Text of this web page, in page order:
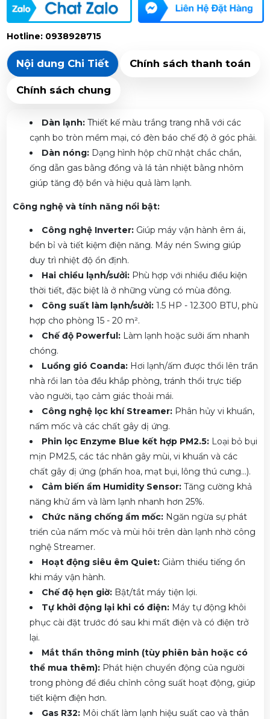
Hotline: 0938928715
Nội dung Chi Tiết Chính sách thanh toán
Chính sách chung
Dàn lạnh:Thiết kế màu trắng trang nhã với các
cạnh bo tròn mềm mại, có đèn báo chế độ ở góc phải.
Dàn nóng:Dạng hình hộp chữ nhật chắc chắn,
ống dẫn gas bằng đồng và lá tản nhiệt bằng nhôm
giúp tăng độ bền và hiệu quả làm lạnh.
Công nghệ và tính năng nổi bật:
Công nghệ Inverter:Giúp máy vận hành êm ái,
bền bỉ và tiết kiệm điện năng. Máy nén Swing giúp
duy trì nhiệt độ ổn định.
Hai chiều lạnh/sưởi:Phù hợp với nhiều điều kiện
thời tiết, đặc biệt là ở những vùng có mùa đông.
Công suất làm lạnh/sưởi:1.5 HP - 12.300 BTU, phù
hợp cho phòng 15 - 20 m².
Chế độ Powerful:Làm lạnh hoặc sưởi ấm nhanh
chóng.
Luồng gió Coanda:Hơi lạnh/ấm được thổi lên trần
nhà rồi lan tỏa đều khắp phòng, tránh thổi trực tiếp
vào người, tạo cảm giác thoải mái.
Công nghệ lọc khí Streamer:Phân hủy vi khuẩn,
nấm mốc và các chất gây dị ứng.
Phin lọc Enzyme Blue kết hợp PM2.5:Loại bỏ bụi
mịn PM2.5, các tác nhân gây mùi, vi khuẩn và các
chất gây dị ứng (phấn hoa, mạt bụi, lông thú cưng...).
Cảm biến ẩm Humidity Sensor:Tăng cường khả
năng khử ẩm và làm lạnh nhanh hơn 25%.
Chức năng chống ẩm mốc:Ngăn ngừa sự phát
triển của nấm mốc và mùi hôi trên dàn lạnh nhờ công
nghệ Streamer.
Hoạt động siêu êm Quiet:Giảm thiểu tiếng ồn
khi máy vận hành.
Chế độ hẹn giờ:Bật/tắt máy tiện lợi.
Tự khởi động lại khi có điện:Máy tự động khôi
phục cài đặt trước đó sau khi mất điện và có điện trở
lại.
Mắt thần thông minh (tùy phiên bản hoặc có
thể mua thêm):Phát hiện chuyển động của người
trong phòng để điều chỉnh công suất hoạt động, giúp
tiết kiệm điện hơn.
Gas R32:Môi chất làm lạnh hiệu suất cao và thân